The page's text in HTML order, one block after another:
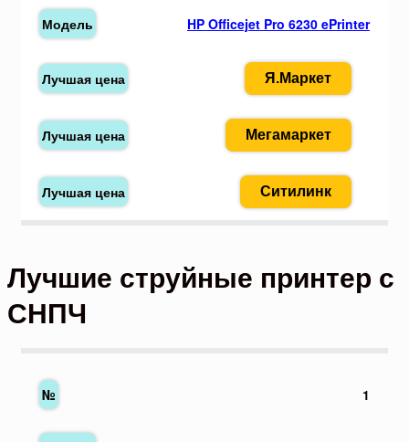
HP Officejet Pro 6230 ePrinter
Я.Маркет
Мегамаркет
Ситилинк
Лучшие струйные принтер с
СНПЧ
1